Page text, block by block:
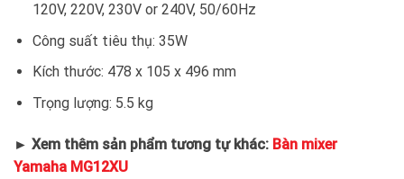
120V, 220V, 230V or 240V, 50/60Hz
Công suất tiêu thụ: 35W
Kích thước: 478 x 105 x 496 mm
Trọng lượng: 5.5 kg
► Xem thêm sản phẩm tương tự khác: Bàn mixer
Yamaha MG12XU